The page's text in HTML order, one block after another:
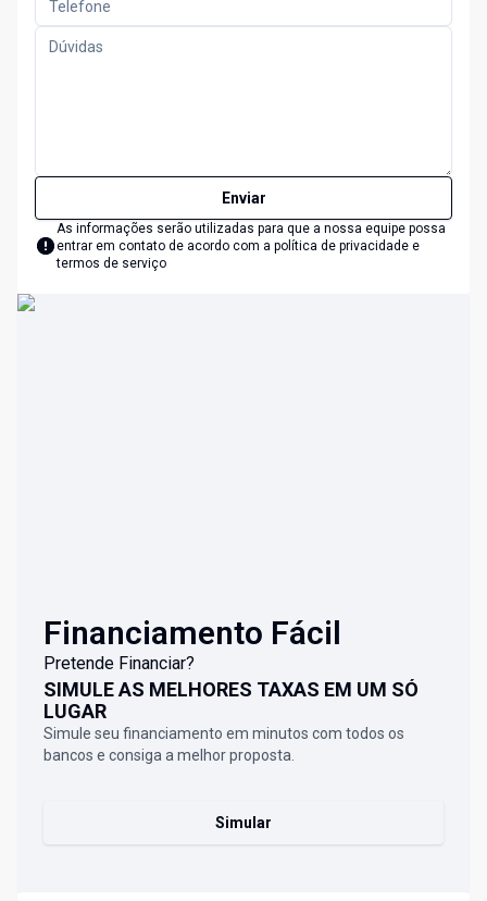
Enviar
As informações serão utilizadas para que a nossa equipe possa
entrar em contato de acordo com a política de privacidade e
termos de serviço
Financiamento Fácil
Pretende Financiar?
SIMULE AS MELHORES TAXAS EM UM SÓ
LUGAR
Simule seu financiamento em minutos com todos os
bancos e consiga a melhor proposta.
Simular